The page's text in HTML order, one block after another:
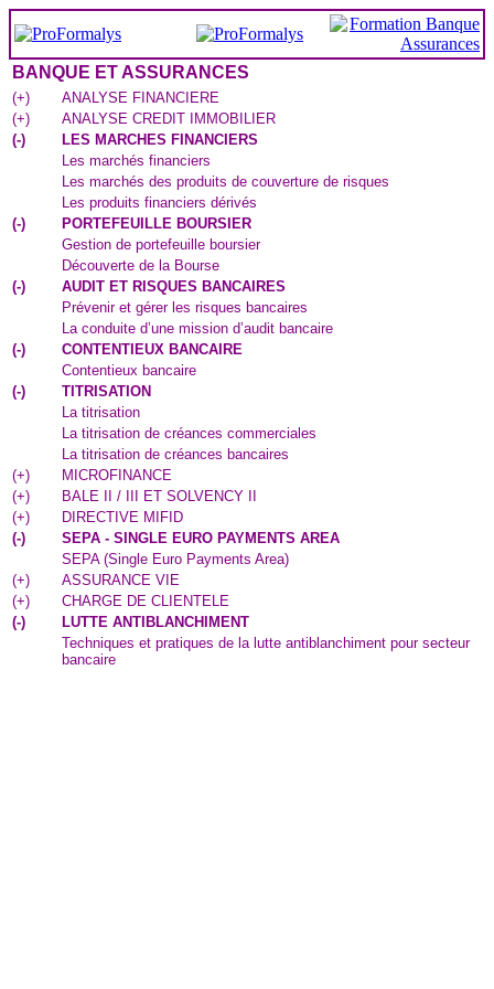
BANQUE ET ASSURANCES
(+)
ANALYSE FINANCIERE
(+)
ANALYSE CREDIT IMMOBILIER
(-)
LES MARCHES FINANCIERS
Les marchés financiers
Les marchés des produits de couverture de risques
Les produits financiers dérivés
(-)
PORTEFEUILLE BOURSIER
Gestion de portefeuille boursier
Découverte de la Bourse
(-)
AUDIT ET RISQUES BANCAIRES
Prévenir et gérer les risques bancaires
La conduite d’une mission d’audit bancaire
(-)
CONTENTIEUX BANCAIRE
Contentieux bancaire
(-)
TITRISATION
La titrisation
La titrisation de créances commerciales
La titrisation de créances bancaires
(+)
MICROFINANCE
(+)
BALE II / III ET SOLVENCY II
(+)
DIRECTIVE MIFID
(-)
SEPA - SINGLE EURO PAYMENTS AREA
SEPA (Single Euro Payments Area)
(+)
ASSURANCE VIE
(+)
CHARGE DE CLIENTELE
(-)
LUTTE ANTIBLANCHIMENT
Techniques et pratiques de la lutte antiblanchiment pour secteur
bancaire